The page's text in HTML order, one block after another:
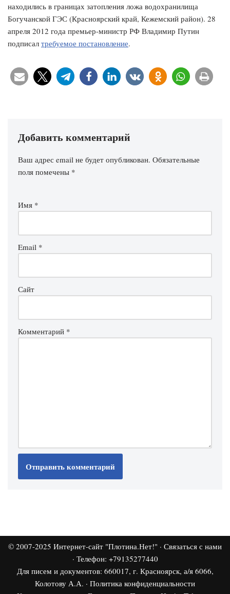
находились в границах затопления ложа водохранилища
Богучанской ГЭС (Красноярский край, Кежемский район). 28
апреля 2012 года премьер-министр РФ Владимир Путин
подписал требуемое постановление.
Добавить комментарий
Ваш адрес email не будет опубликован. Обязательные
поля помечены *
Имя *
Email *
Сайт
Комментарий *
© 2007-2025 Интернет-сайт "Плотина.Нет!" · Связаться с нами
· Телефон: +79135277440
Для писем и документов: 660017, г. Красноярск, а/я 6066,
Колотову А.А. · Политика конфиденциальности